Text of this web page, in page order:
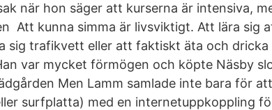
när hon säger att kurserna är intensiva,
Att kunna simma är livsviktigt. Att lära sig
sig trafikvett eller att faktiskt äta och
var mycket förmögen och köpte Näsby
Men Lamm samlade inte bara för
surfplatta) med en internetuppkoppling